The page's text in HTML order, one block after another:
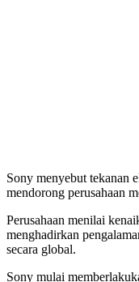
Sony menyebut tekanan
mendorong perusahaan
Perusahaan menilai
menghadirkan
secara global.
Sony mulai